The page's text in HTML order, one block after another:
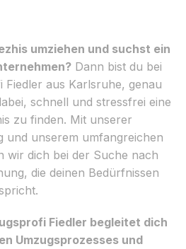
umziehen und suchst ein
Dann bist du bei
Fiedler aus Karlsruhe, genau
schnell und stressfrei eine
zu finden. Mit unserer
und unserem umfangreichen
wir dich bei der Suche nach
die deinen Bedürfnissen
Fiedler begleitet dich
Umzugsprozesses und